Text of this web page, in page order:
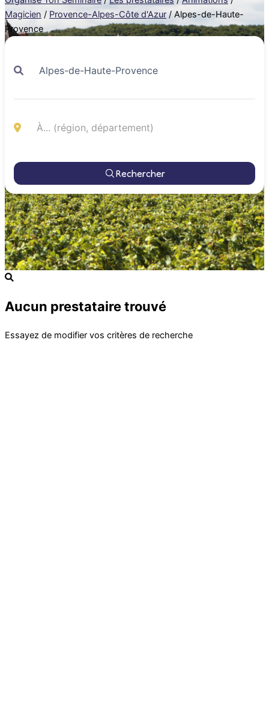
Magicien / Provence-Alpes-Côte d'Azur / Alpes-de-Haute-
Provence
Rechercher
Aucun prestataire trouvé
Essayez de modifier vos critères de recherche